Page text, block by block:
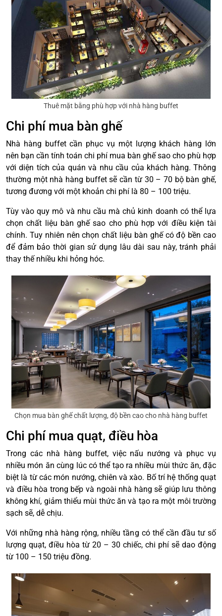
Thuê mặt bằng phù hợp với nhà hàng buffet
Chi phí mua bàn ghế
Nhà hàng buffet cần phục vụ một lượng khách hàng lớn
nên bạn cần tính toán chi phí mua bàn ghế sao cho phù hợp
với diện tích của quán và nhu cầu của khách hàng. Thông
thường một nhà hàng buffet sẽ cần từ 30 – 70 bộ bàn ghế,
tương đương với một khoản chi phí là 80 – 100 triệu.
Tùy vào quy mô và nhu cầu mà chủ kinh doanh có thể lựa
chọn chất liệu bàn ghế sao cho phù hợp với điều kiện tài
chính. Tuy nhiên nên chọn chất liệu bàn ghế có độ bền cao
để đảm bảo thời gian sử dụng lâu dài sau này, tránh phải
thay thế nhiều khi hỏng hóc.
Chọn mua bàn ghế chất lượng, độ bền cao cho nhà hàng buffet
Chi phí mua quạt, điều hòa
Trong các nhà hàng buffet, việc nấu nướng và phục vụ
nhiều món ăn cùng lúc có thể tạo ra nhiều mùi thức ăn, đặc
biệt là từ các món nướng, chiên và xào. Bố trí hệ thống quạt
và điều hòa trong bếp và ngoài nhà hàng sẽ giúp lưu thông
không khí, giảm thiểu mùi thức ăn và tạo ra một môi trường
sạch sẽ, dễ chịu.
Với những nhà hàng rộng, nhiều tầng có thể cần đầu tư số
lượng quạt, điều hòa từ 20 – 30 chiếc, chi phí sẽ dao động
từ 100 – 150 triệu đồng.